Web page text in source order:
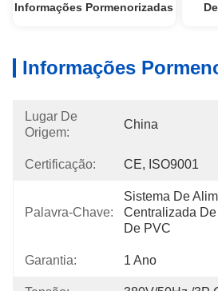
Informações Pormenorizadas
Informações
Lugar De
Origem:
China
Certificação: CE, ISO9001
Palavra-Chave:
Sistema De
Centralizada
De PVC
Garantia: 1 Ano